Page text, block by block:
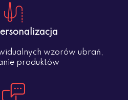
wzorów ubrań,
produktów